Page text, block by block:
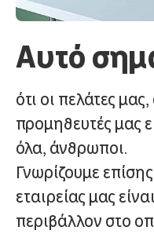
Αυτό
ότι οι πελάτες μας,
προμηθευτές μας
όλα, άνθρωποι.
Γνωρίζουμε επίσης
εταιρείας μας είναι
περιβάλλον στο